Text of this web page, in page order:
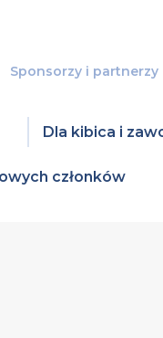
Sponsorzy i partnerzy
Dla kibica i
członków